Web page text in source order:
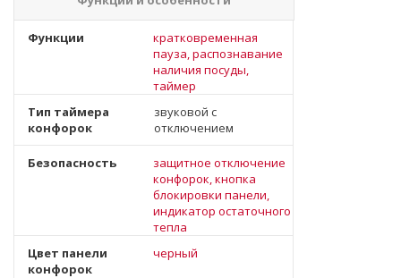
Функции
кратковременная
пауза, распознавание
наличия посуды,
таймер
Тип таймера
конфорок
звуковой с
отключением
Безопасность
защитное отключение
конфорок, кнопка
блокировки панели,
индикатор остаточного
тепла
Цвет панели
конфорок
черный